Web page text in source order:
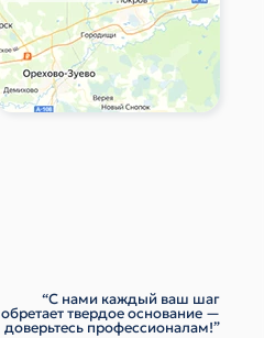
“С нами каждый ваш шаг
обретает твердое основание —
доверьтесь профессионалам!”